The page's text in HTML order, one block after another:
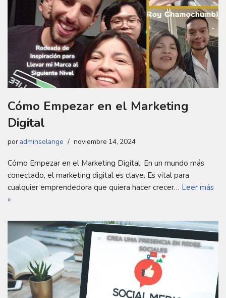
Cómo Empezar en el Marketing
Digital
por adminsolange noviembre 14, 2024
Cómo Empezar en el Marketing Digital: En un mundo más
conectado, el marketing digital es clave. Es vital para
cualquier emprendedora que quiera hacer crecer… Leer más
»